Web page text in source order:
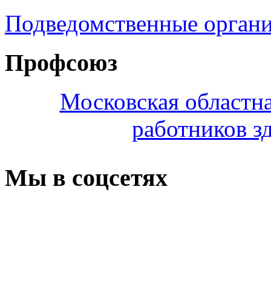
Подведомственные
Профсоюз
Московская
работников
Мы в соцсетях